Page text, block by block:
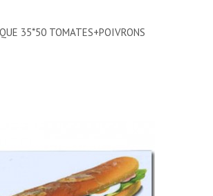
35*50 TOMATES+POIVRONS